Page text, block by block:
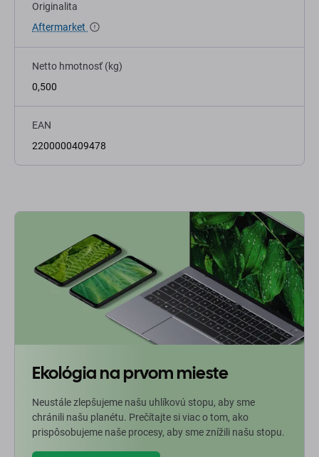
Originalita
Aftermarket
Netto hmotnosť (kg)
0,500
EAN
2200000409478
Ekológia na prvom mieste
Neustále zlepšujeme našu uhlíkovú stopu, aby sme
chránili našu planétu. Prečítajte si viac o tom, ako
prispôsobujeme naše procesy, aby sme znížili našu stopu.